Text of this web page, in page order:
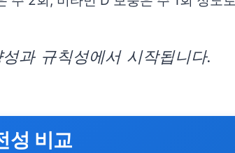
과 규칙성에서 시작됩니다.
성 비교